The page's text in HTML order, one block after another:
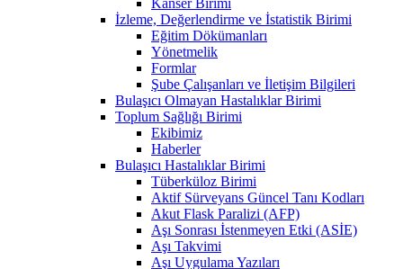
İzleme, Değerlendirme ve İstatistik Birimi
Eğitim Dökümanları
Yönetmelik
Formlar
Şube Çalışanları ve İletişim Bilgileri
Bulaşıcı Olmayan Hastalıklar Birimi
Toplum Sağlığı Birimi
Ekibimiz
Haberler
Bulaşıcı Hastalıklar Birimi
Tüberküloz Birimi
Aktif Sürveyans Güncel Tanı Kodları
Akut Flask Paralizi (AFP)
Aşı Sonrası İstenmeyen Etki (ASİE)
Aşı Takvimi
Aşı Uygulama Yazıları